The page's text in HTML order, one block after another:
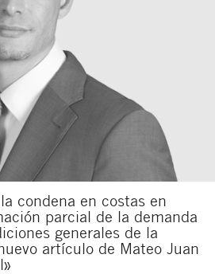
condena en costas en
parcial de la demanda
generales de la
artículo de Mateo Juan